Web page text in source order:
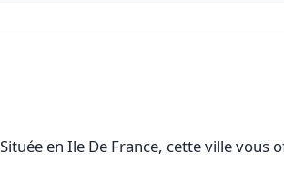
en Ile De France, cette ville vous